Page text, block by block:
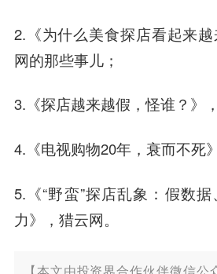
2.《为什么美食探店看起来
网的那些事儿；
3.《探店越来越假，怪谁？》
4.《电视购物20年，衰而不死
5.《“野蛮”探店乱象：假数
力》， 猎云网。
【本文由投资界合作伙伴微信